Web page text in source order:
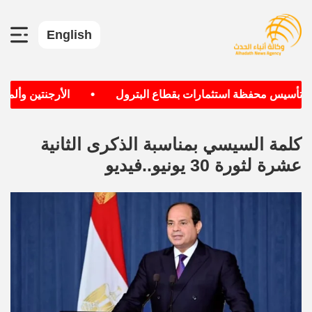
English
تأسيس محفظة استثمارات بقطاع البترول الأرجنتين
كلمة السيسي بمناسبة الذكرى الثانية
عشرة لثورة 30 يونيو..فيديو